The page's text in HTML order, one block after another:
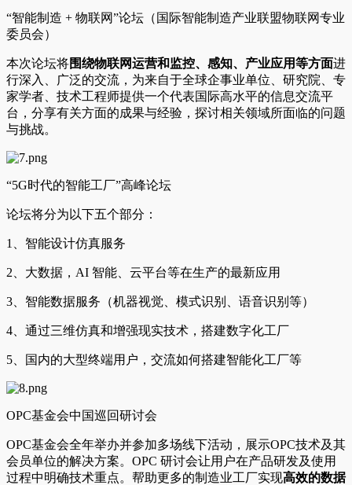
“智能制造 + 物联网”论坛（国际智能制造产业联盟物联网专业
委员会）
本次论坛将围绕物联网运营和监控、感知、产业应用等方面进
行深入、广泛的交流，为来自于全球企事业单位、研究院、专
家学者、技术工程师提供一个代表国际高水平的信息交流平
台，分享有关方面的成果与经验，探讨相关领域所面临的问题
与挑战。
“5G时代的智能工厂”高峰论坛
论坛将分为以下五个部分：
1、智能设计仿真服务
2、大数据，AI 智能、云平台等在生产的最新应用
3、智能数据服务（机器视觉、模式识别、语音识别等）
4、通过三维仿真和增强现实技术，搭建数字化工厂
5、国内的大型终端用户，交流如何搭建智能化工厂等
OPC基金会中国巡回研讨会
OPC基金会全年举办并参加多场线下活动，展示OPC技术及其
会员单位的解决方案。OPC 研讨会让用户在产品研发及使用
过程中明确技术重点。帮助更多的制造业工厂实现高效的数据